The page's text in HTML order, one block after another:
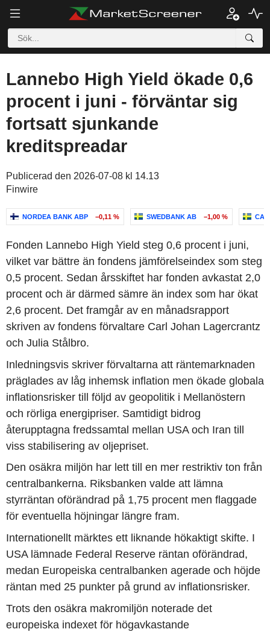
Lannebo High Yield ökade 0,6
procent i juni - förväntar sig
fortsatt sjunkande
kreditspreadar
Publicerad den 2026-07-08 kl 14.13
Finwire
NORDEA BANK ABP −0,11 % SWEDBANK AB −1,00 %
Fonden Lannebo High Yield steg 0,6 procent i juni,
vilket var bättre än fondens jämförelseindex som steg
0,5 procent. Sedan årsskiftet har fonden avkastat 2,0
procent och är därmed sämre än index som har ökat
2,6 procent. Det framgår av en månadsrapport
skriven av fondens förvaltare Carl Johan Lagercrantz
och Julia Stålbro.
Inledningsvis skriver förvaltarna att räntemarknaden
präglades av låg inhemsk inflation men ökade globala
inflationsrisker till följd av geopolitik i Mellanöstern
och rörliga energipriser. Samtidigt bidrog
återupptagna fredssamtal mellan USA och Iran till
viss stabilisering av oljepriset.
Den osäkra miljön har lett till en mer restriktiv ton från
centralbankerna. Riksbanken valde att lämna
styrräntan oförändrad på 1,75 procent men flaggade
för eventuella höjningar längre fram.
Internationellt märktes ett liknande hökaktigt skifte. I
USA lämnade Federal Reserve räntan oförändrad,
medan Europeiska centralbanken agerade och höjde
räntan med 25 punkter på grund av inflationsrisker.
Trots den osäkra makromiljön noterade det
europeiska indexet för högavkastande